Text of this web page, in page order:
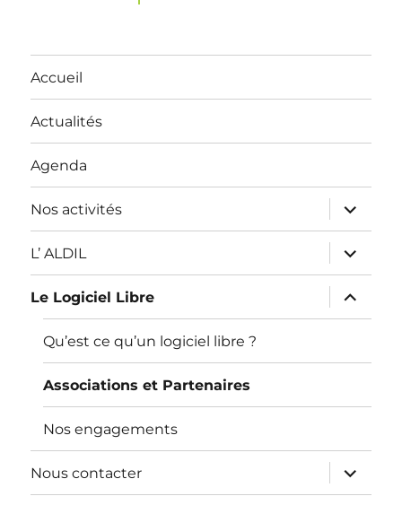
Accueil
Actualités
Agenda
Nos activités
ouvrir
le
sous-
menu
L’ ALDIL
ouvrir
le
sous-
menu
Le Logiciel Libre
ouvrir
le
sous-
Qu’est ce qu’un logiciel libre ?
Associations et Partenaires
Nos engagements
Nous contacter
ouvrir
le
sous-